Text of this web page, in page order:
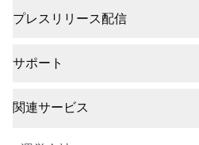
プレスリリース配信
サポート
関連サービス